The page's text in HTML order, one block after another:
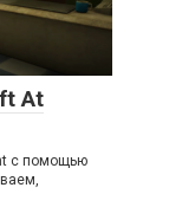
At
с помощью